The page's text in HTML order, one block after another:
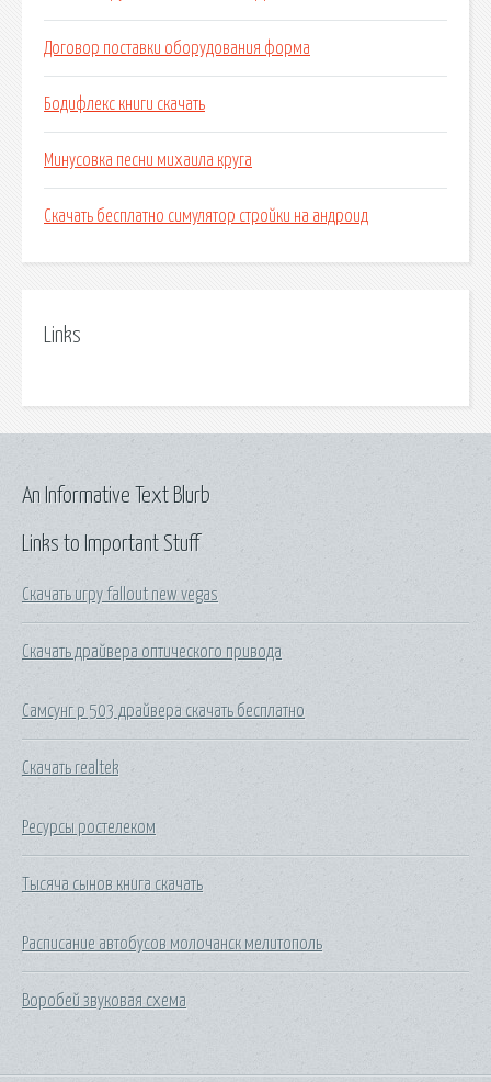
Договор поставки оборудования форма
Бодифлекс книги скачать
Минусовка песни михаила круга
Скачать бесплатно симулятор стройки на андроид
Links
Links to Important Stuff
Скачать игру fallout new vegas
Скачать драйвера оптического привода
Самсунг р 503 драйвера скачать бесплатно
Скачать realtek
Ресурсы ростелеком
Тысяча сынов книга скачать
Расписание автобусов молочанск мелитополь
Воробей звуковая схема
An Informative Text Blurb